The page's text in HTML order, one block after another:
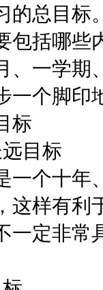
的总目标
包括哪些
、一学期
一个脚印
标
目标
个十年
这样有利
一定非常